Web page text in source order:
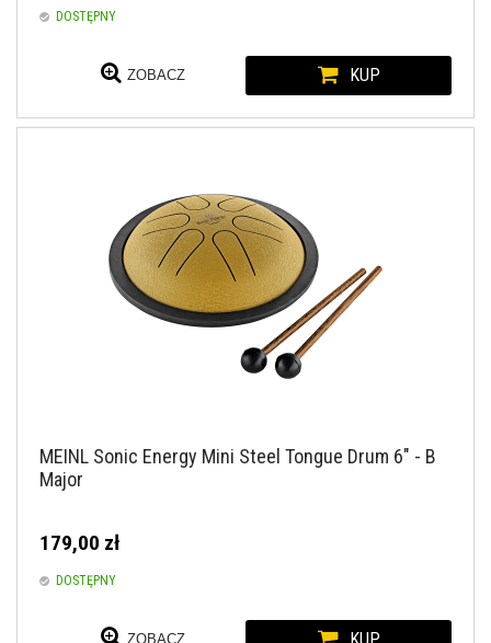
DOSTĘPNY
ZOBACZ KUP
MEINL Sonic Energy Mini Steel Tongue Drum 6" - B
Major
179,00 zł
DOSTĘPNY
ZOBACZ